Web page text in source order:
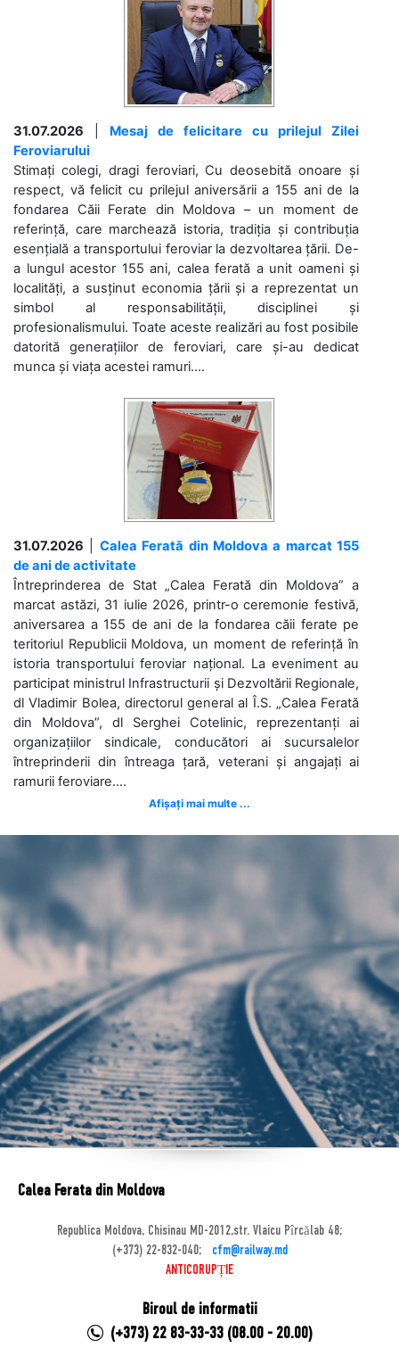
31.07.2026
Mesaj de felicitare cu prilejul Zilei
Feroviarului
Stimați colegi, dragi feroviari, Cu deosebită onoare și
respect, vă felicit cu prilejul aniversării a 155 ani de la
fondarea Căii Ferate din Moldova – un moment de
referință, care marchează istoria, tradiția și contribuția
esențială a transportului feroviar la dezvoltarea țării. De-
a lungul acestor 155 ani, calea ferată a unit oameni și
localități, a susținut economia țării și a reprezentat un
simbol al responsabilității, disciplinei și
profesionalismului. Toate aceste realizări au fost posibile
datorită generațiilor de feroviari, care și-au dedicat
munca și viața acestei ramuri....
31.07.2026
Calea Ferată din Moldova a marcat 155
de ani de activitate
Întreprinderea de Stat „Calea Ferată din Moldova” a
marcat astăzi, 31 iulie 2026, printr-o ceremonie festivă,
aniversarea a 155 de ani de la fondarea căii ferate pe
teritoriul Republicii Moldova, un moment de referință în
istoria transportului feroviar național. La eveniment au
participat ministrul Infrastructurii și Dezvoltării Regionale,
dl Vladimir Bolea, directorul general al Î.S. „Calea Ferată
din Moldova”, dl Serghei Cotelinic, reprezentanți ai
organizațiilor sindicale, conducători ai sucursalelor
întreprinderii din întreaga țară, veterani și angajați ai
ramurii feroviare....
Afișați mai multe ...
Calea Ferata din Moldova
Republica Moldova, Chisinau MD-2012,str. Vlaicu Pîrcălab 48;
(+373) 22-832-040;
cfm@railway.md
ANTICORUPȚIE
Biroul de informatii
(+373) 22 83-33-33 (08.00 - 20.00)